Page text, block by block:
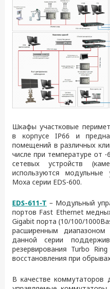
Шкафы участковые
в корпусе IP66 и
помещений в различных
числе при температуре от
сетевых устройств
используются модульные
Moxa серии EDS-600.
EDS-611-T – Модульный
портов Fast Ethernet
Gigabit порта (10/100/
расширенным
данной серии
резервирования Turbo
восстановления при
В качестве коммутаторов